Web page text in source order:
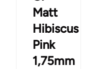
Matt
Hibiscus
Pink
1,75mm